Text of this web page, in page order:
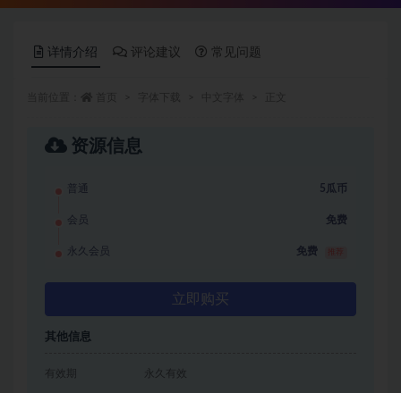
详情介绍 评论建议 常见问题
资源信息
普通 5瓜币
会员 免费
永久会员 免费
立即购买
其他信息
有效期 永久有效